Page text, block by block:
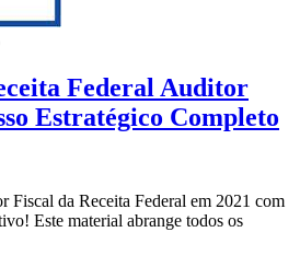
Federal Auditor
Estratégico Completo
Fiscal da Receita Federal em 2021 com
Este material abrange todos os